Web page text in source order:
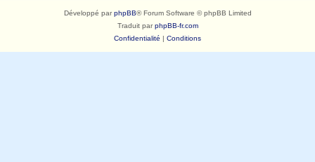
Développé parphpBB® Forum Software © phpBB Limited
Traduit parphpBB-fr.com
Confidentialité | Conditions